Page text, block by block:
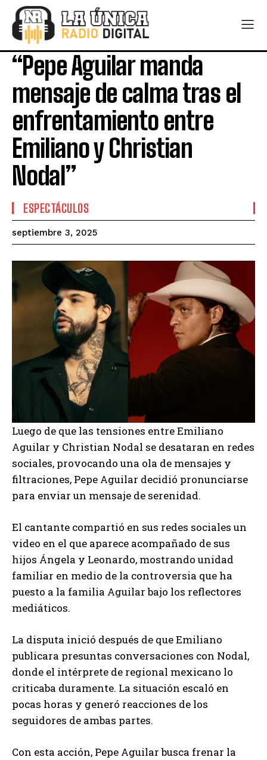
“Pepe Aguilar manda
mensaje de calma tras el
enfrentamiento entre
Emiliano y Christian
Nodal”
ESPECTÁCULOS
septiembre 3, 2025
Luego de que las tensiones entre Emiliano
Aguilar y Christian Nodal se desataran en redes
sociales, provocando una ola de mensajes y
filtraciones, Pepe Aguilar decidió pronunciarse
para enviar un mensaje de serenidad.
El cantante compartió en sus redes sociales un
video en el que aparece acompañado de sus
hijos Ángela y Leonardo, mostrando unidad
familiar en medio de la controversia que ha
puesto a la familia Aguilar bajo los reflectores
mediáticos.
La disputa inició después de que Emiliano
publicara presuntas conversaciones con Nodal,
donde el intérprete de regional mexicano lo
criticaba duramente. La situación escaló en
pocas horas y generó reacciones de los
seguidores de ambas partes.
Con esta acción, Pepe Aguilar busca frenar la